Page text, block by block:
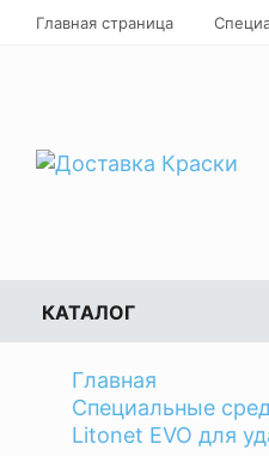
Главная страница
КАТАЛОГ
Главная
Специальные
Litonet EVO для